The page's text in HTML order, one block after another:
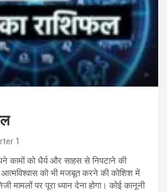
1
को धैर्य और साहस से निपटाने की
को भी मजबूत करने की कोशिश में
पर पूरा ध्यान देना होगा। कोई कानूनी